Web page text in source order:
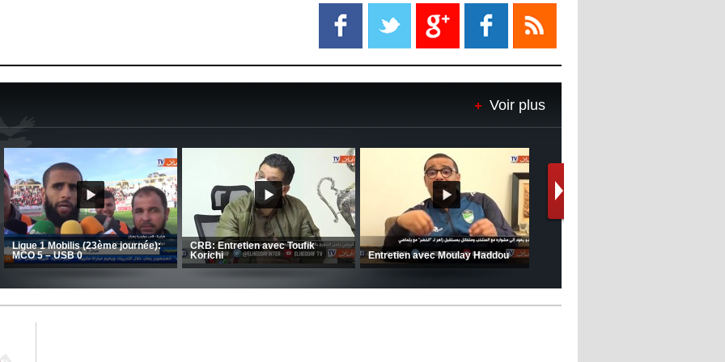
propriétaire
Le Barça savoure sa première
place et chambre le Real Madrid
de matchs"
12:39 - 2022/11/06
Real : Les dirigeants veulent le
départ d'Hazard cet hiver
Voir plus
(Coupe de la CAF) Nkana FC 1 -
CRB 0
CSC: La préparation des hommes
d’Amrani se poursuit en Tunisie
MCA: Kaci-Saïd évoque le large
succès du Mouloudia face au FC
MFM